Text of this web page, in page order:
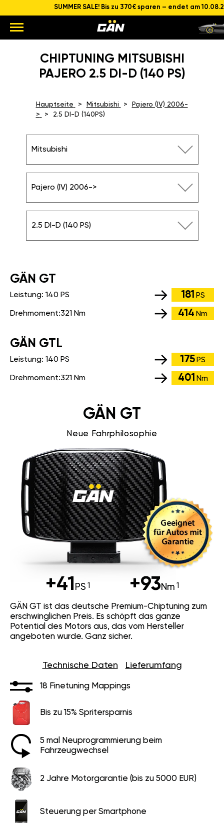
SUMMER SALE! Bis zu 370€ sparen – endet am
CHIPTUNING MITSUBISHI
PAJERO 2.5 DI-D (140 PS)
Hauptseite Mitsubishi
Pajero (IV) 2006-
>
2.5 DI-D (140PS)
Mitsubishi
Pajero (IV) 2006->
2.5 DI-D (140 PS)
GÄN GT
Leistung: 140 PS 181 PS
Drehmoment:321 Nm 414 Nm
GÄN GTL
Leistung: 140 PS 175 PS
Drehmoment:321 Nm 401 Nm
GÄN GT
Neue Fahrphilosophie
+41 PS +93Nm
GÄN GT ist das deutsche Premium-Chiptuning zum
erschwinglichen Preis. Es schöpft das ganze
Potential des Motors aus, das vom Hersteller
angeboten wurde. Ganz sicher.
Technische Daten Lieferumfang
18 Finetuning Mappings
Bis zu 15% Spritersparnis
5 mal Neuprogrammierung beim
Fahrzeugwechsel
2 Jahre Motorgarantie (bis zu 5000 EUR)
Steuerung per Smartphone